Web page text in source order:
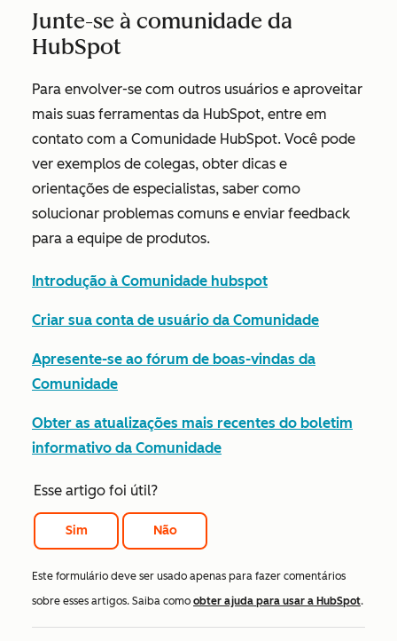
Junte-se à comunidade da
HubSpot
Para envolver-se com outros usuários e aproveitar
mais suas ferramentas da HubSpot, entre em
contato com a Comunidade HubSpot. Você pode
ver exemplos de colegas, obter dicas e
orientações de especialistas, saber como
solucionar problemas comuns e enviar feedback
para a equipe de produtos.
Introdução à Comunidade hubspot
Criar sua conta de usuário da Comunidade
Apresente-se ao fórum de boas-vindas da
Comunidade
Obter as atualizações mais recentes do boletim
informativo da Comunidade
Esse artigo foi útil?
Sim Não
Este formulário deve ser usado apenas para fazer comentários
sobre esses artigos. Saiba como obter ajuda para usar a HubSpot.